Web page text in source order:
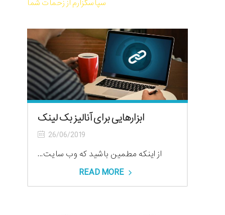
سپاسگزارم از زحمات شما
ابزارهایی برای آنالیز بک لینک
26/06/2019
از اینکه مطمین باشید که وب سایت...
READ MORE